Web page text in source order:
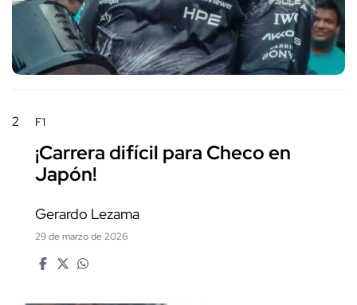
2 F1
¡Carrera difícil para Checo en
Japón!
Gerardo Lezama
29 de marzo de 2026